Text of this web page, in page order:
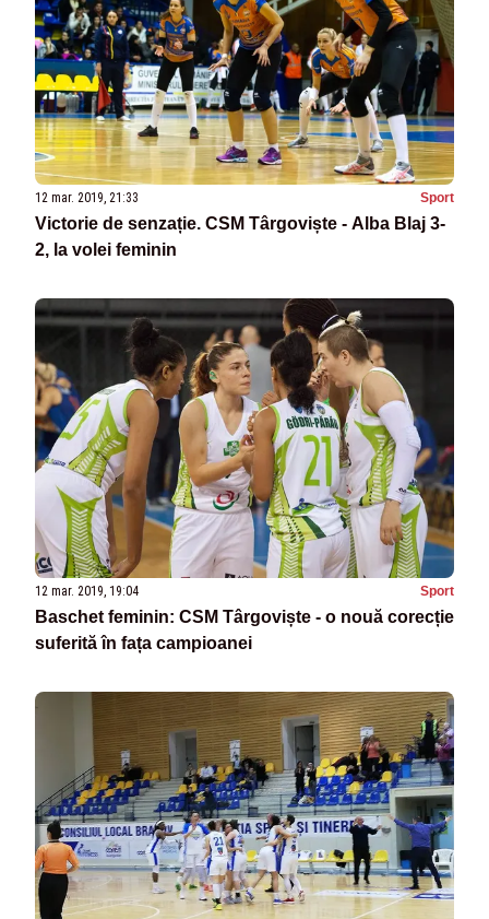
12 mar. 2019, 21:33 Sport
Victorie de senzație. CSM Târgoviște - Alba Blaj 3-
2, la volei feminin
12 mar. 2019, 19:04 Sport
Baschet feminin: CSM Târgoviște - o nouă corecție
suferită în fața campioanei